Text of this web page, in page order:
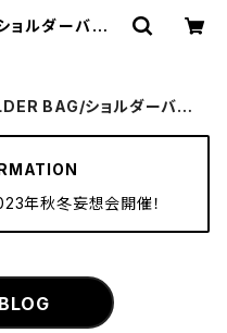
ルダーバッグ
BAG/ショルダーバッ
年秋冬妄想会開催！